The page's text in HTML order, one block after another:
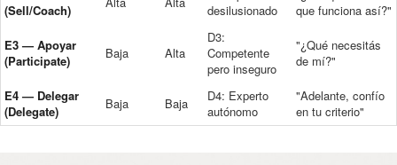
(Sell/Coach)
desilusionado
que funciona así?"
E3 — Apoyar
(Participate)
Baja Alta
D3:
Competente
pero inseguro
"¿Qué necesitás
de mí?"
E4 — Delegar
(Delegate)
Baja Baja
D4: Experto
autónomo
"Adelante, confío
en tu criterio"